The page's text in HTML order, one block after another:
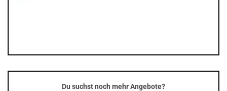
Du suchst noch mehr Angebote?